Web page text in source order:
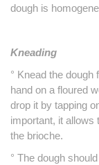
dough is
Kneading
° Knead the
hand on a floured
drop it by tapping
important, it allows
the brioche.
° The dough